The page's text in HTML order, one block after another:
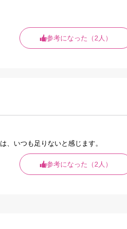
参考になった（2人）
、いつも足りないと感じます。
参考になった（2人）